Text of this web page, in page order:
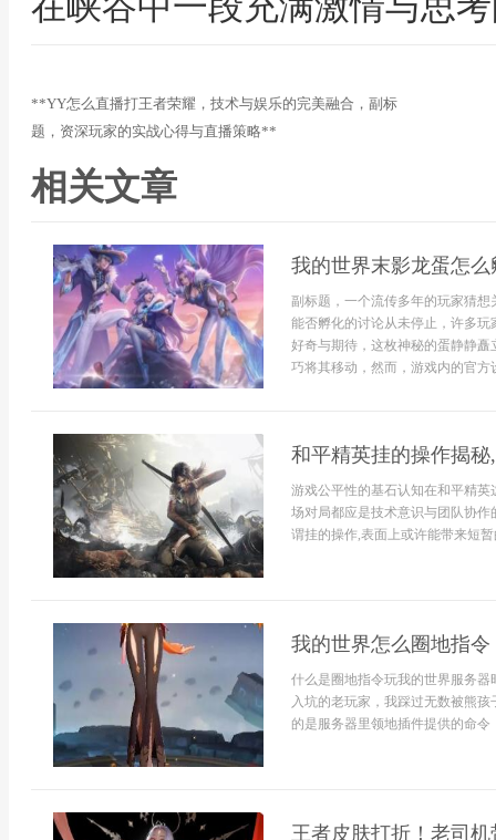
**YY怎么直播打王者荣耀，技术与娱乐的完美融合，副标
题，资深玩家的实战心得与直播策略**
相关文章
我的世界末影龙蛋怎
副标题，一个流传多年的玩家猜
能否孵化的讨论从未停止，许多
好奇与期待，这枚神秘的蛋静静
巧将其移动，然而，游戏内的官方
和平精英挂的操作揭
游戏公平性的基石认知在和平精
场对局都应是技术意识与团队协
谓挂的操作,表面上或许能带来短
我的世界怎么圈地指
什么是圈地指令玩我的世界服务器
入坑的老玩家，我踩过无数被熊
的是服务器里领地插件提供的命令
王者皮肤打折！老司机